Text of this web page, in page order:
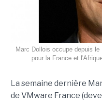
Marc Dollois occupe depuis
pour la France et
La semaine dernière
de VMware France